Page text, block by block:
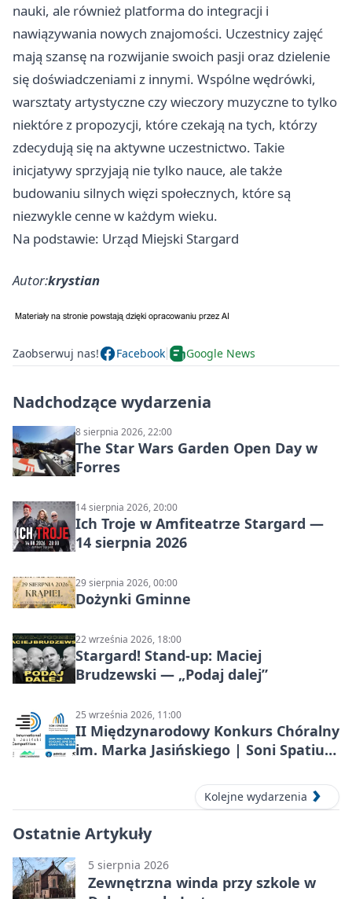
nauki, ale również platforma do integracji i
nawiązywania nowych znajomości. Uczestnicy zajęć
mają szansę na rozwijanie swoich pasji oraz dzielenie
się doświadczeniami z innymi. Wspólne wędrówki,
warsztaty artystyczne czy wieczory muzyczne to tylko
niektóre z propozycji, które czekają na tych, którzy
zdecydują się na aktywne uczestnictwo. Takie
inicjatywy sprzyjają nie tylko nauce, ale także
budowaniu silnych więzi społecznych, które są
niezwykle cenne w każdym wieku.
Na podstawie: Urząd Miejski Stargard
Autor:krystian
Zaobserwuj nas! Facebook Google News
Nadchodzące wydarzenia
8 sierpnia 2026, 22:00
The Star Wars Garden Open Day w
Forres
14 sierpnia 2026, 20:00
Ich Troje w Amfiteatrze Stargard —
14 sierpnia 2026
29 sierpnia 2026, 00:00
Dożynki Gminne
22 września 2026, 18:00
Stargard! Stand-up: Maciej
Brudzewski — „Podaj dalej”
25 września 2026, 11:00
II Międzynarodowy Konkurs Chóralny
im. Marka Jasińskiego | Soni Spatium
Kolejne wydarzenia
Ostatnie Artykuły
5 sierpnia 2026
Zewnętrzna winda przy szkole w